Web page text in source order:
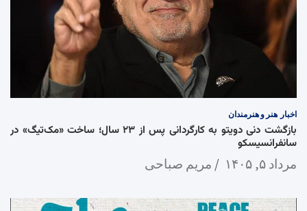
اخبار هنر و هنرمندان
بازگشت دنی دویتو به کارگردانی پس از ۲۳ سال؛ ساخت «مک‌تیگ» در
سانفرانسیسکو
مرداد ۵, ۱۴۰۵ مریم صباحی